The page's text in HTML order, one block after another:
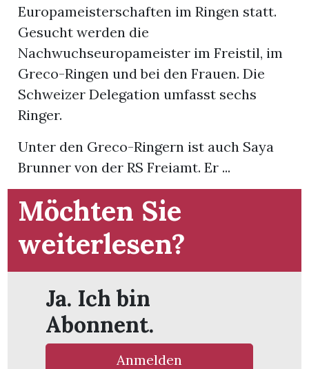
E-
Newsletter
App
Europameisterschaften im Ringen statt.
Gesucht werden die
Nachwuchseuropameister im Freistil, im
Greco-Ringen und bei den Frauen. Die
Schweizer Delegation umfasst sechs
Ringer.
Unter den Greco-Ringern ist auch Saya
Brunner von der RS Freiamt. Er ...
Möchten Sie
weiterlesen?
Ja. Ich bin
Abonnent.
Anmelden